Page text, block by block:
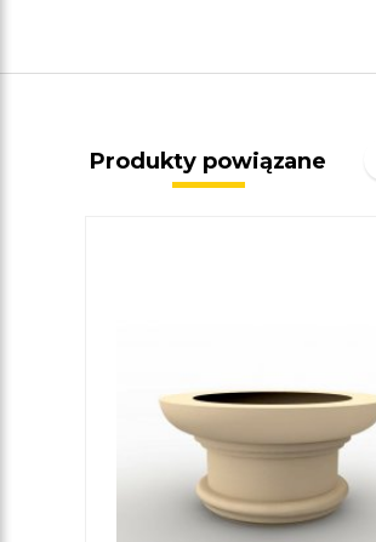
Produkty powiązane